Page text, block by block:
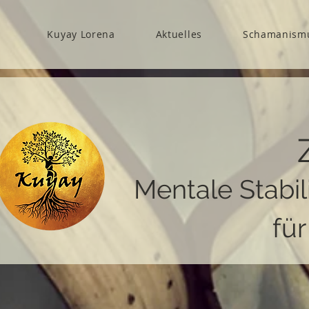
Kuyay Lorena Aktuelles
Mentale